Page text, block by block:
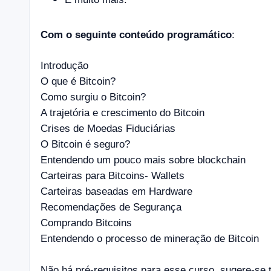
Com o seguinte conteúdo programático:
Introdução
O que é Bitcoin?
Como surgiu o Bitcoin?
A trajetória e crescimento do Bitcoin
Crises de Moedas Fiduciárias
O Bitcoin é seguro?
Entendendo um pouco mais sobre blockchain
Carteiras para Bitcoins- Wallets
Carteiras baseadas em Hardware
Recomendações de Segurança
Comprando Bitcoins
Entendendo o processo de mineração de Bitcoin